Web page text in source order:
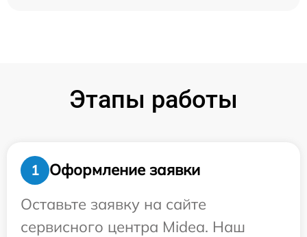
Этапы работы
1
Оформление заявки
Оставьте заявку на сайте
сервисного центра Midea. Наш